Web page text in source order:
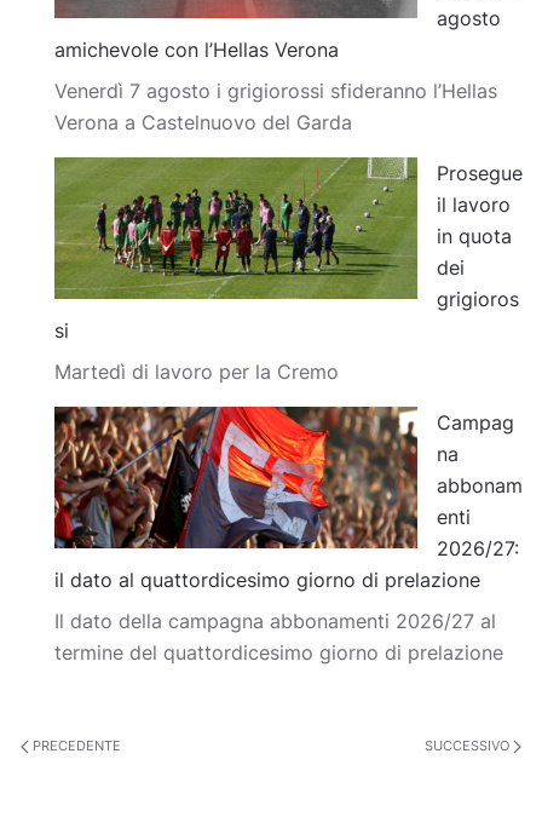
agosto
amichevole con l’Hellas Verona
Venerdì 7 agosto i grigiorossi sfideranno l’Hellas
Verona a Castelnuovo del Garda
Prosegue
il lavoro
in quota
dei
grigioros
si
Martedì di lavoro per la Cremo
Campag
na
abbonam
enti
2026/27:
il dato al quattordicesimo giorno di prelazione
Il dato della campagna abbonamenti 2026/27 al
termine del quattordicesimo giorno di prelazione
PRECEDENTE SUCCESSIVO